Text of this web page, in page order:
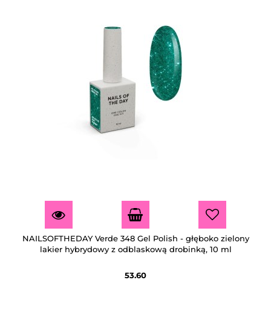
NAILSOFTHEDAY Verde 348 Gel Polish - głęboko zielony
lakier hybrydowy z odblaskową drobinką, 10 ml
53.60